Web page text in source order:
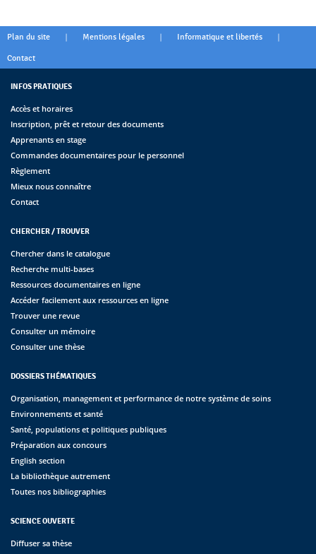
Plan du site | Mentions légales | Informatique et libertés |
Contact
INFOS PRATIQUES
Accès et horaires
Inscription, prêt et retour des documents
Apprenants en stage
Commandes documentaires pour le personnel
Règlement
Mieux nous connaître
Contact
CHERCHER / TROUVER
Chercher dans le catalogue
Recherche multi-bases
Ressources documentaires en ligne
Accéder facilement aux ressources en ligne
Trouver une revue
Consulter un mémoire
Consulter une thèse
DOSSIERS THÉMATIQUES
Organisation, management et performance de notre système de soins
Environnements et santé
Santé, populations et politiques publiques
Préparation aux concours
English section
La bibliothèque autrement
Toutes nos bibliographies
SCIENCE OUVERTE
Diffuser sa thèse